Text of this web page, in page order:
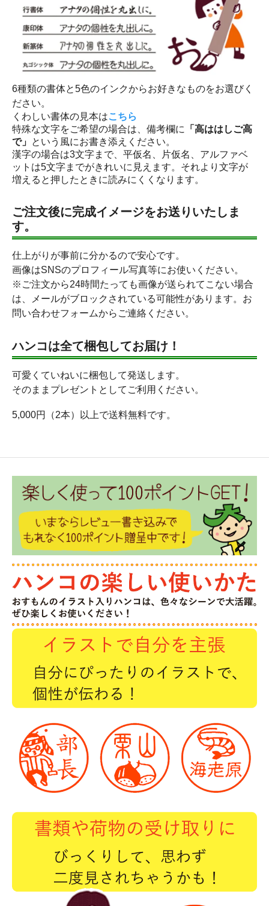
6種類の書体と5色のインクからお好きなものをお選びく
ださい。
くわしい書体の見本はこちら
特殊な文字をご希望の場合は、備考欄に
「高ははしご高
で」 という風にお書き添えください。
漢字の場合は3文字まで、平仮名、片仮名、アルファベ
ットは5文字までがきれいに見えます。それより文字が
増えると押したときに読みにくくなります。
ご注文後に完成イメージをお送りいたしま
す。
仕上がりが事前に分かるので安心です。
画像はSNSのプロフィール写真等にお使いください。
※ご注文から24時間たっても画像が送られてこない場合
は、メールがブロックされている可能性があります。お
問い合わせフォームからご連絡ください。
ハンコは全て梱包してお届け！
可愛くていねいに梱包して発送します。
そのままプレゼントとしてご利用ください。
5,000円（2本）以上で送料無料です。